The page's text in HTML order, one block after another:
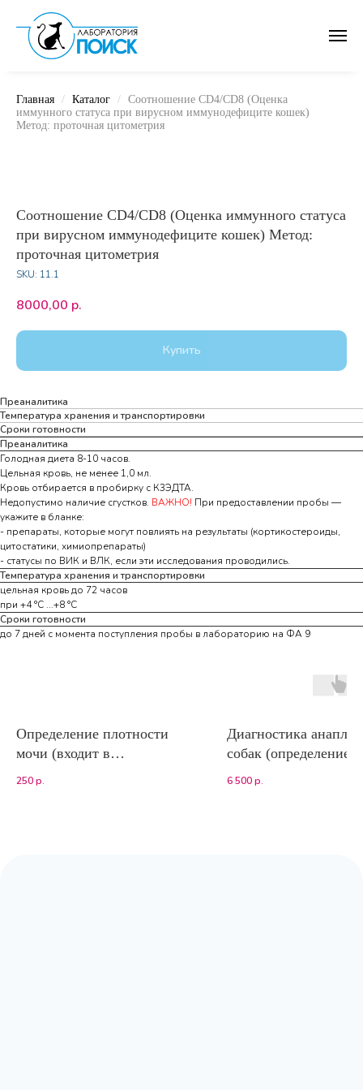
Главная Каталог
Соотношение CD4/CD8 (Оценка
иммунного статуса при вирусном иммунодефиците кошек)
Метод: проточная цитометрия
Соотношение CD4/CD8 (Оценка иммунного статуса
при вирусном иммунодефиците кошек) Метод:
проточная цитометрия
SKU: 11.1
8000,00 р.
Купить
Преаналитика
Температура хранения и транспортировки
Сроки готовности
Преаналитика
Голодная диета 8-10 часов.
Цельная кровь, не менее 1,0 мл.
Кровь отбирается в пробирку с К3ЭДТА.
Недопустимо наличие сгустков. ВАЖНО! При предоставлении пробы —
укажите в бланке:
- препараты, которые могут повлиять на результаты (кортикостероиды,
цитостатики, химиопрепараты)
- статусы по ВИК и ВЛК, если эти исследования проводились.
Температура хранения и транспортировки
цельная кровь до 72 часов
при +4 °С ...+8 °С
Сроки готовности
до 7 дней с момента поступления пробы в лабораторию на ФА 9
Определение плотности
мочи (входит в
250р.
Диагностика
собак (определение
6 500р.